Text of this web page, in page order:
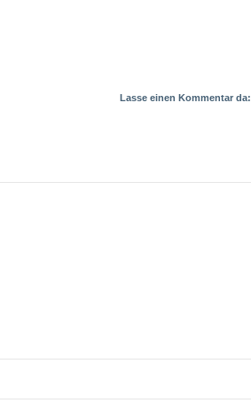
Lasse einen Kommentar da: